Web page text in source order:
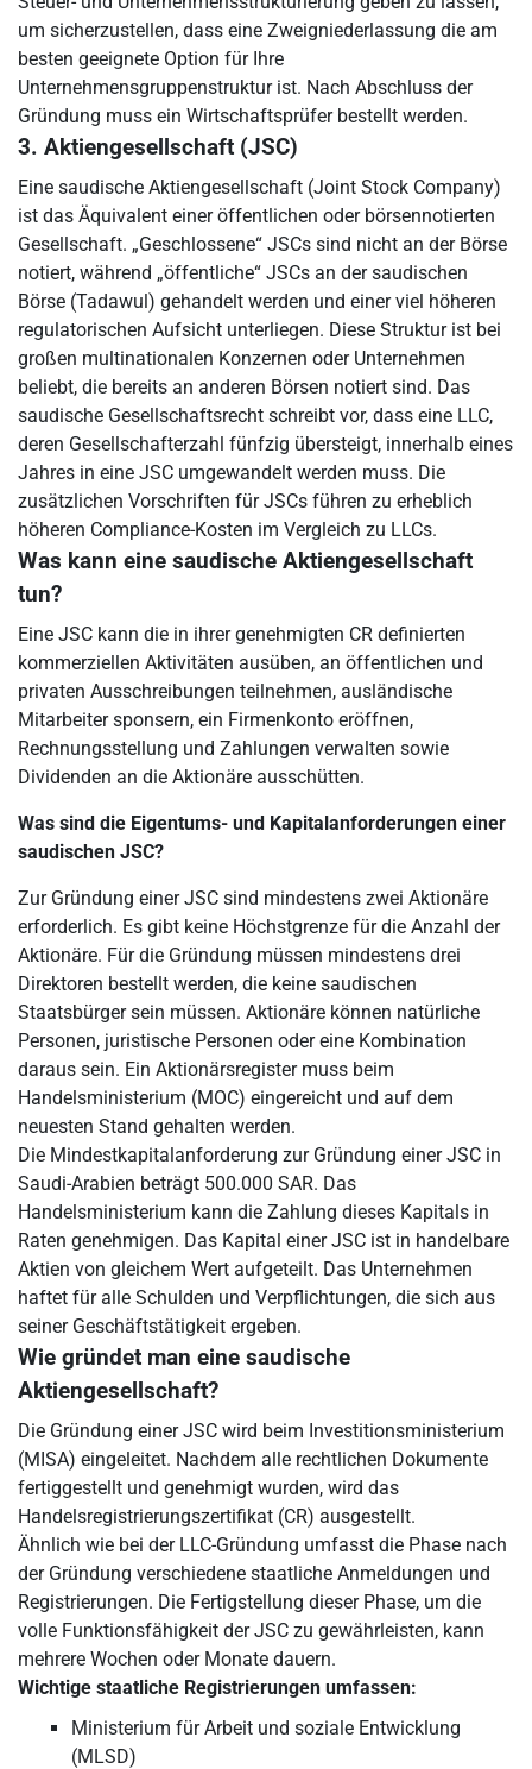
um sicherzustellen, dass eine Zweigniederlassung die am
besten geeignete Option für Ihre
Unternehmensgruppenstruktur ist. Nach Abschluss der
Gründung muss ein Wirtschaftsprüfer bestellt werden.
3. Aktiengesellschaft (JSC)
Eine saudische Aktiengesellschaft (Joint Stock Company)
ist das Äquivalent einer öffentlichen oder börsennotierten
Gesellschaft. „Geschlossene“ JSCs sind nicht an der Börse
notiert, während „öffentliche“ JSCs an der saudischen
Börse (Tadawul) gehandelt werden und einer viel höheren
regulatorischen Aufsicht unterliegen. Diese Struktur ist bei
großen multinationalen Konzernen oder Unternehmen
beliebt, die bereits an anderen Börsen notiert sind. Das
saudische Gesellschaftsrecht schreibt vor, dass eine LLC,
deren Gesellschafterzahl fünfzig übersteigt, innerhalb eines
Jahres in eine JSC umgewandelt werden muss. Die
zusätzlichen Vorschriften für JSCs führen zu erheblich
höheren Compliance-Kosten im Vergleich zu LLCs.
Was kann eine saudische Aktiengesellschaft
tun?
Eine JSC kann die in ihrer genehmigten CR definierten
kommerziellen Aktivitäten ausüben, an öffentlichen und
privaten Ausschreibungen teilnehmen, ausländische
Mitarbeiter sponsern, ein Firmenkonto eröffnen,
Rechnungsstellung und Zahlungen verwalten sowie
Dividenden an die Aktionäre ausschütten.
Was sind die Eigentums- und Kapitalanforderungen einer
saudischen JSC?
Zur Gründung einer JSC sind mindestens zwei Aktionäre
erforderlich. Es gibt keine Höchstgrenze für die Anzahl der
Aktionäre. Für die Gründung müssen mindestens drei
Direktoren bestellt werden, die keine saudischen
Staatsbürger sein müssen. Aktionäre können natürliche
Personen, juristische Personen oder eine Kombination
daraus sein. Ein Aktionärsregister muss beim
Handelsministerium (MOC) eingereicht und auf dem
neuesten Stand gehalten werden.
Die Mindestkapitalanforderung zur Gründung einer JSC in
Saudi-Arabien beträgt 500.000 SAR. Das
Handelsministerium kann die Zahlung dieses Kapitals in
Raten genehmigen. Das Kapital einer JSC ist in handelbare
Aktien von gleichem Wert aufgeteilt. Das Unternehmen
haftet für alle Schulden und Verpflichtungen, die sich aus
seiner Geschäftstätigkeit ergeben.
Wie gründet man eine saudische
Aktiengesellschaft?
Die Gründung einer JSC wird beim Investitionsministerium
(MISA) eingeleitet. Nachdem alle rechtlichen Dokumente
fertiggestellt und genehmigt wurden, wird das
Handelsregistrierungszertifikat (CR) ausgestellt.
Ähnlich wie bei der LLC-Gründung umfasst die Phase nach
der Gründung verschiedene staatliche Anmeldungen und
Registrierungen. Die Fertigstellung dieser Phase, um die
volle Funktionsfähigkeit der JSC zu gewährleisten, kann
mehrere Wochen oder Monate dauern.
Wichtige staatliche Registrierungen umfassen:
Ministerium für Arbeit und soziale Entwicklung
(MLSD)